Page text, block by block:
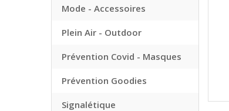
Mode - Accessoires
Plein Air - Outdoor
Prévention Covid - Masques
Prévention Goodies
Signalétique